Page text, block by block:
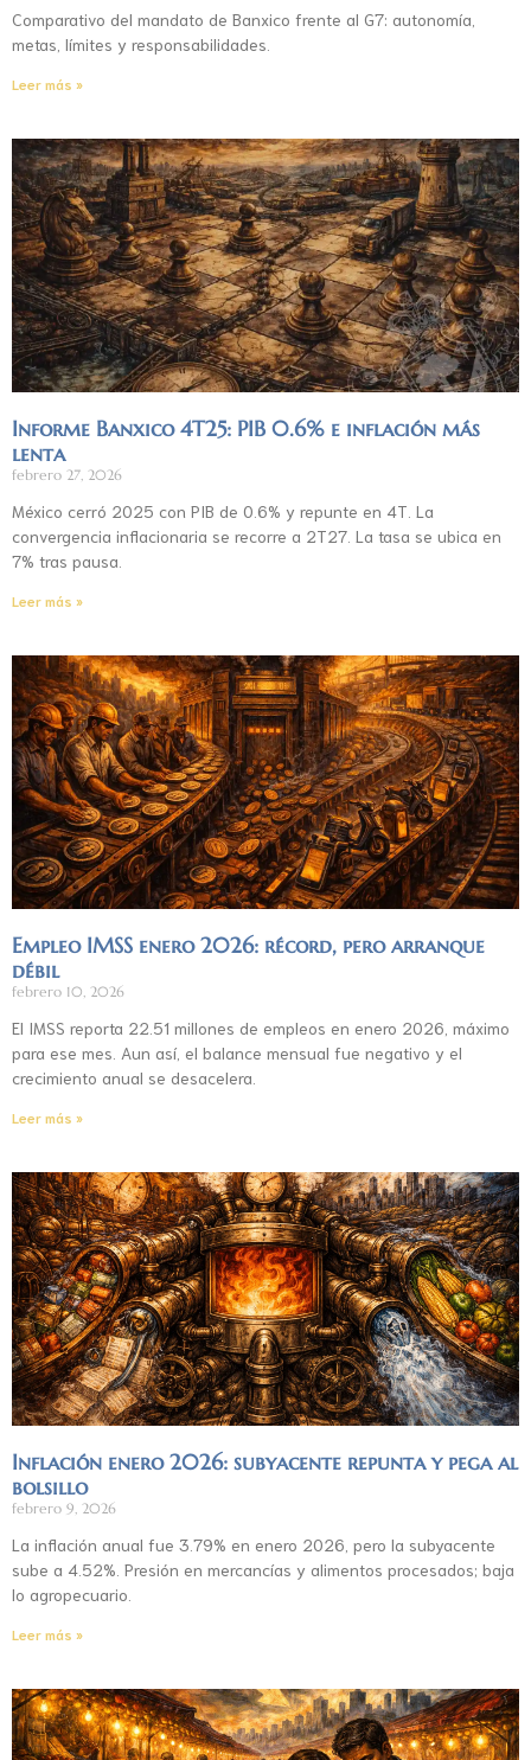
Comparativo del mandato de Banxico frente al G7: autonomía,
metas, límites y responsabilidades.
Leer más »
Informe Banxico 4T25: PIB 0.6% e inflación más
lenta
febrero 27, 2026
México cerró 2025 con PIB de 0.6% y repunte en 4T. La
convergencia inflacionaria se recorre a 2T27. La tasa se ubica en
7% tras pausa.
Leer más »
Empleo IMSS enero 2026: récord, pero arranque
débil
febrero 10, 2026
El IMSS reporta 22.51 millones de empleos en enero 2026, máximo
para ese mes. Aun así, el balance mensual fue negativo y el
crecimiento anual se desacelera.
Leer más »
Inflación enero 2026: subyacente repunta y pega al
bolsillo
febrero 9, 2026
La inflación anual fue 3.79% en enero 2026, pero la subyacente
sube a 4.52%. Presión en mercancías y alimentos procesados; baja
lo agropecuario.
Leer más »